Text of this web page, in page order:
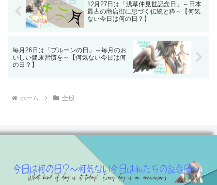
12月27日は「浅草仲見世記念日」～日本
最古の商店街に息づく伝統と粋～【何気
ない今日は何の日？】
毎月26日は「プルーンの日」～毎月のお
いしい健康習慣を～【何気ない今日は何
の日？】
ホーム 全般